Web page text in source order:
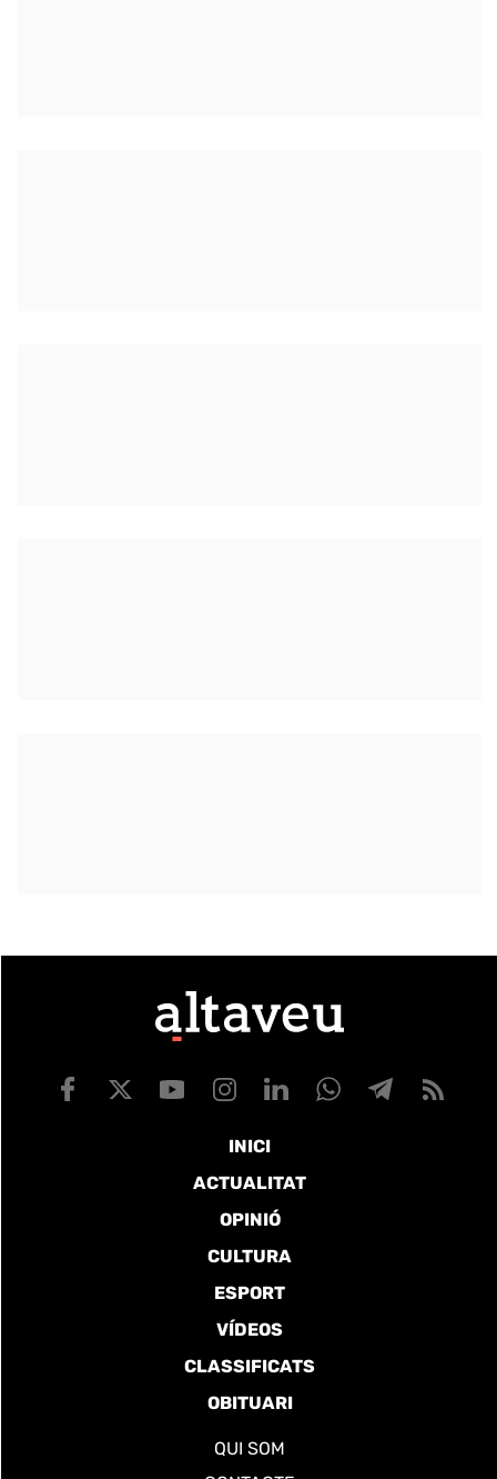
INICI
ACTUALITAT
OPINIÓ
CULTURA
ESPORT
VÍDEOS
CLASSIFICATS
OBITUARI
QUI SOM